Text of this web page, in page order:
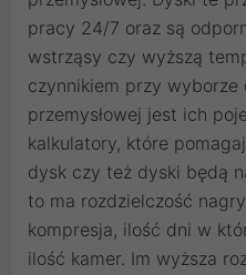
pracy 24/7 oraz są
wstrząsy czy wyższą
czynnikiem przy
przemysłowej jest ich
kalkulatory, które
dysk czy też dyski będą
to ma rozdzielczość
kompresja, ilość dni w
ilość kamer. Im wyższa